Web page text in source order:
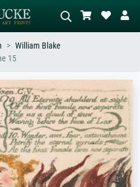
Décrivez la scène – ex. prairie verte,
abstrait avec beaucoup de rouge,
tableau sombre, nu debout près d'un
arbre.
William Blake
15